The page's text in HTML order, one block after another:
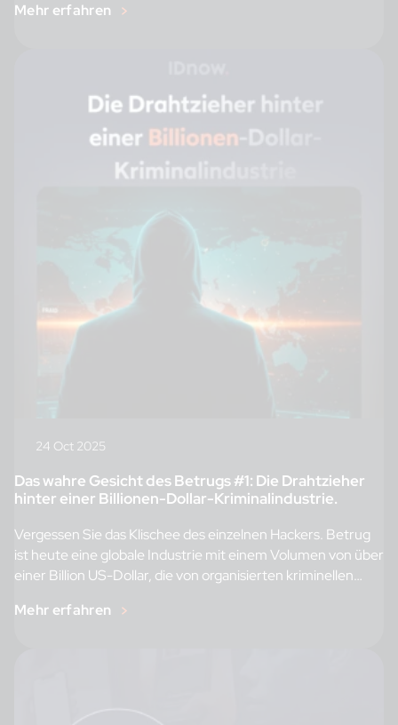
Mehr erfahren
24 Oct 2025
Das wahre Gesicht des Betrugs #1: Die Drahtzieher
hinter einer Billionen-Dollar-Kriminalindustrie.
Vergessen Sie das Klischee des einzelnen Hackers. Betrug
ist heute eine globale Industrie mit einem Volumen von über
einer Billion US-Dollar, die von organisierten kriminellen
organisierten Standorten in Südostasien, Afrika und
Mehr erfahren